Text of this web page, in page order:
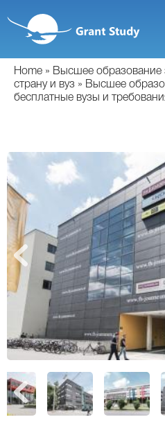
основному
содержанию
Home
Высшее образование
страну и вуз
Высшее
бесплатные вузы и